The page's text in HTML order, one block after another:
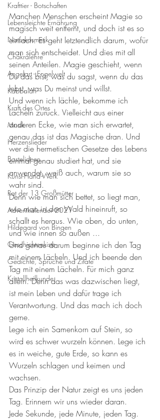
Krafttier - Botschaften
Lebensleichte Ernährung
Naturkosmetik
Chakralehre
Angelart - Engelwelt
Kabbalah
Kraft des Ortes
Musik
Herzenslieder
Bastelideen
Kunst-Hand-Werk
Rat der 13 Großmütter
Adventkalender 2021
Hildegard von Bingen
Geschichtenkiste
Gedichte, Sprüche und Zitate
Kristallheilkunde
Manchen Menschen erscheint Magie so
magisch weit entfernt, und doch ist es so
einfach. Es geht letztendlich darum, wofür
man sich entscheidet. Und dies mit all
seinen Anteilen. Magie geschieht, wenn
Du das bist, was du sagst, wenn du das
lebst, was Du meinst und willst.
Und wenn ich lächle, bekomme ich
Lächeln zurück. Vielleicht aus einer
anderen Ecke, wie man sich erwartet,
genau das ist das Magische dran. Und
wer die hermetischen Gesetze des Lebens
einmal genau studiert hat, und sie
anwendet, weiß auch, warum sie so
wahr sind.
Denn wie man sich bettet, so liegt man,
wie man in den Wald hineinruft, so
schallt es heraus. Wie oben, do unten,
und wie innen so außen ...
Und genau darum beginne ich den Tag
mit einem Lächeln. Und ich beende den
Tag mit einem Lächeln. Für mich ganz
allein. Denn das was dazwischen liegt,
ist mein Leben und dafür trage ich
Verantwortung. Und das mach ich doch
gerne.
Lege ich ein Samenkorn auf Stein, so
wird es schwer wurzeln können. Lege ich
es in weiche, gute Erde, so kann es
Wurzeln schlagen und keimen und
wachsen.
Das Prinzip der Natur zeigt es uns jeden
Tag. Erinnern wir uns wieder daran.
Jede Sekunde, jede Minute, jeden Tag.